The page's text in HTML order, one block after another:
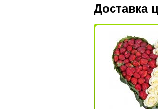
Доставка